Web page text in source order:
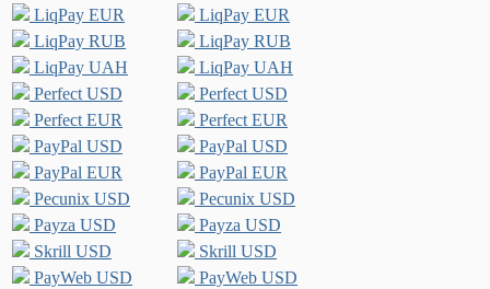
LiqPay EUR
LiqPay EUR
LiqPay RUB
LiqPay RUB
LiqPay UAH
LiqPay UAH
Perfect USD
Perfect USD
Perfect EUR
Perfect EUR
PayPal USD
PayPal USD
PayPal EUR
PayPal EUR
Pecunix USD
Pecunix USD
Payza USD
Payza USD
Skrill USD
Skrill USD
PayWeb USD
PayWeb USD